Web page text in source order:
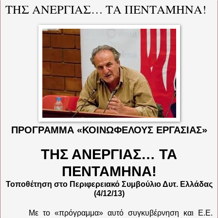
ΤΗΣ ΑΝΕΡΓΙΑΣ… ΤΑ ΠΕΝΤΑΜΗΝΑ!
ΠΡΟΓΡΑΜΜΑ «ΚΟΙΝΩΦΕΛΟΥΣ ΕΡΓΑΣΙΑΣ»
ΤΗΣ ΑΝΕΡΓΙΑΣ… ΤΑ
ΠΕΝΤΑΜΗΝΑ!
Τοποθέτηση στο Περιφερειακό Συμβούλιο Δυτ. Ελλάδας
(4/12/13)
Mε το «πρόγραμμα» αυτό συγκυβέρνηση και Ε.Ε.